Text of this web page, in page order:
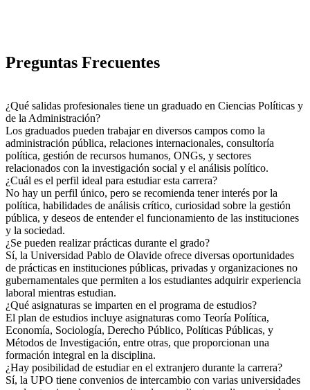
Preguntas Frecuentes
¿Qué salidas profesionales tiene un graduado en Ciencias Políticas y
de la Administración?
Los graduados pueden trabajar en diversos campos como la
administración pública, relaciones internacionales, consultoría
política, gestión de recursos humanos, ONGs, y sectores
relacionados con la investigación social y el análisis político.
¿Cuál es el perfil ideal para estudiar esta carrera?
No hay un perfil único, pero se recomienda tener interés por la
política, habilidades de análisis crítico, curiosidad sobre la gestión
pública, y deseos de entender el funcionamiento de las instituciones
y la sociedad.
¿Se pueden realizar prácticas durante el grado?
Sí, la Universidad Pablo de Olavide ofrece diversas oportunidades
de prácticas en instituciones públicas, privadas y organizaciones no
gubernamentales que permiten a los estudiantes adquirir experiencia
laboral mientras estudian.
¿Qué asignaturas se imparten en el programa de estudios?
El plan de estudios incluye asignaturas como Teoría Política,
Economía, Sociología, Derecho Público, Políticas Públicas, y
Métodos de Investigación, entre otras, que proporcionan una
formación integral en la disciplina.
¿Hay posibilidad de estudiar en el extranjero durante la carrera?
Sí, la UPO tiene convenios de intercambio con varias universidades